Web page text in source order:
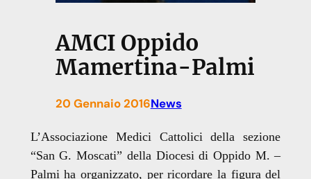
AMCI Oppido
Mamertina-Palmi
20 Gennaio 2016News
L’Associazione Medici Cattolici della sezione
“San G. Moscati” della Diocesi di Oppido M. –
Palmi ha organizzato, per ricordare la figura del